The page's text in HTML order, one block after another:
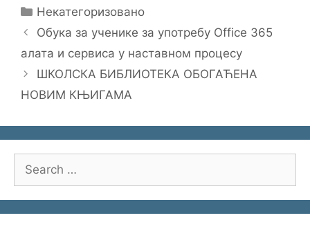
Categories
Некатегоризовано
Обука за ученике за употребу Office 365
aлата и сервиса у наставном процесу
ШКОЛСКА БИБЛИОТЕКА ОБОГАЋЕНА
НОВИМ КЊИГАМА
Search
for: